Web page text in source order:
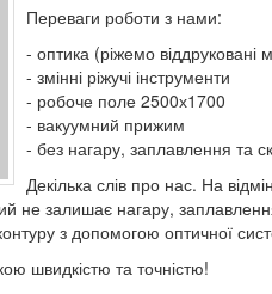
Переваги роботи з нами:
- оптика (ріжемо
- змінні ріжучі інструменти
- робоче поле 2500х1700
- вакуумний прижим
- без нагару, заплавлення та
Декілька слів про нас. На
не залишає нагару,
з допомогою оптичної
швидкістю та точністю!